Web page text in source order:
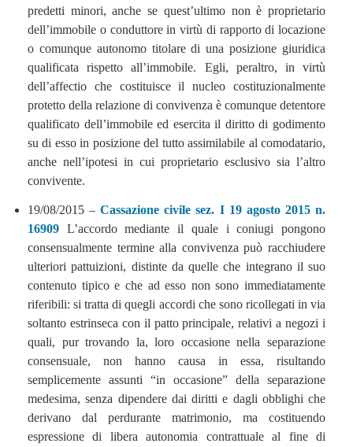
predetti minori, anche se quest’ultimo non è proprietario
dell’immobile o conduttore in virtù di rapporto di locazione
o comunque autonomo titolare di una posizione giuridica
qualificata rispetto all’immobile. Egli, peraltro, in virtù
dell’affectio che costituisce il nucleo costituzionalmente
protetto della relazione di convivenza è comunque detentore
qualificato dell’immobile ed esercita il diritto di godimento
su di esso in posizione del tutto assimilabile al comodatario,
anche nell’ipotesi in cui proprietario esclusivo sia l’altro
convivente.
19/08/2015 –Cassazione civile sez. I 19 agosto 2015 n.
16909 L’accordo mediante il quale i coniugi pongono
consensualmente termine alla convivenza può racchiudere
ulteriori pattuizioni, distinte da quelle che integrano il suo
contenuto tipico e che ad esso non sono immediatamente
riferibili: si tratta di quegli accordi che sono ricollegati in via
soltanto estrinseca con il patto principale, relativi a negozi i
quali, pur trovando la, loro occasione nella separazione
consensuale, non hanno causa in essa, risultando
semplicemente assunti “in occasione” della separazione
medesima, senza dipendere dai diritti e dagli obblighi che
derivano dal perdurante matrimonio, ma costituendo
espressione di libera autonomia contrattuale al fine di